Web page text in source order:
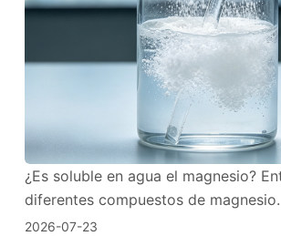
¿Es soluble en agua el magnesio?
diferentes compuestos de magnesio.
2026-07-23